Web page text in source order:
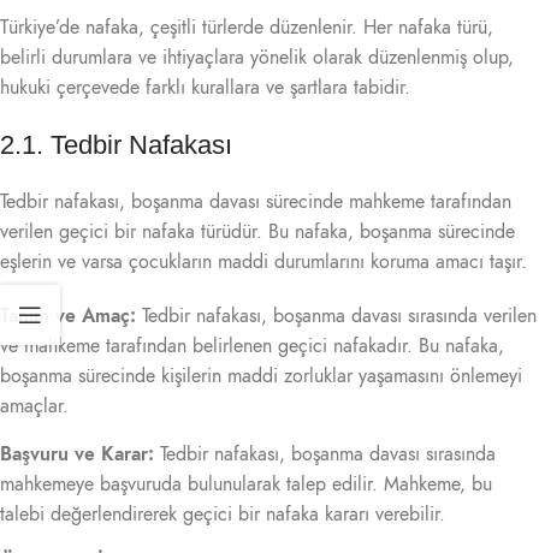
Türkiye’de nafaka, çeşitli türlerde düzenlenir. Her nafaka türü,
belirli durumlara ve ihtiyaçlara yönelik olarak düzenlenmiş olup,
hukuki çerçevede farklı kurallara ve şartlara tabidir.
2.1. Tedbir Nafakası
Tedbir nafakası, boşanma davası sürecinde mahkeme tarafından
verilen geçici bir nafaka türüdür. Bu nafaka, boşanma sürecinde
eşlerin ve varsa çocukların maddi durumlarını koruma amacı taşır.
Tanım ve Amaç: Tedbir nafakası, boşanma davası sırasında verilen
ve mahkeme tarafından belirlenen geçici nafakadır. Bu nafaka,
boşanma sürecinde kişilerin maddi zorluklar yaşamasını önlemeyi
amaçlar.
Başvuru ve Karar: Tedbir nafakası, boşanma davası sırasında
mahkemeye başvuruda bulunularak talep edilir. Mahkeme, bu
talebi değerlendirerek geçici bir nafaka kararı verebilir.